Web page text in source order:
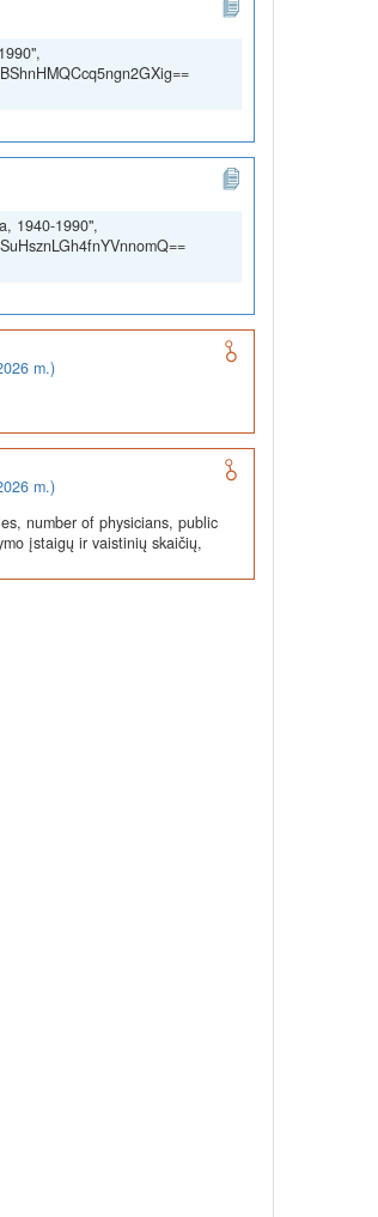
1940-1990",
m.)
m.)
number of physicians, public
įstaigų ir vaistinių skaičių,